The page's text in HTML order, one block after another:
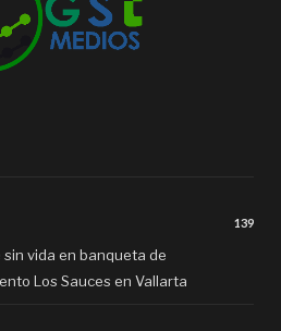
139
sin vida en banqueta de
Los Sauces en Vallarta